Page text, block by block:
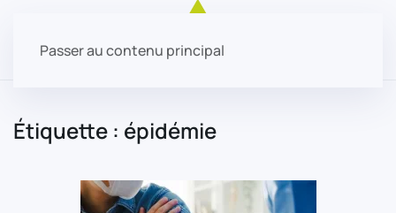
Passer au contenu principal
Étiquette : épidémie